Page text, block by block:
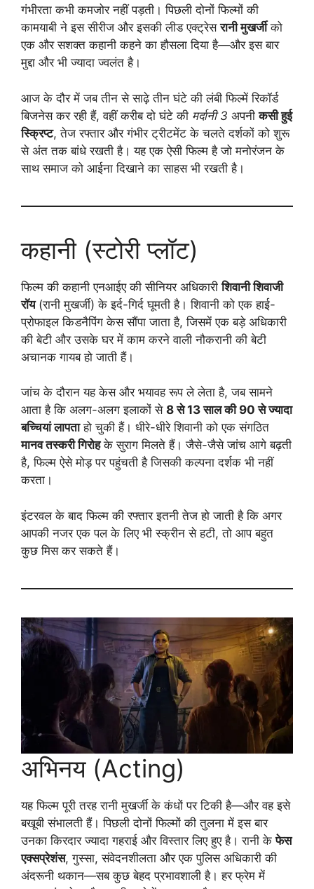
गंभीरता कभी कमजोर नहीं पड़ती। पिछली दोनों फिल्मों की
कामयाबी ने इस सीरीज और इसकी लीड एक्ट्रेसरानी मुखर्जीको
एक और सशक्त कहानी कहने का हौसला दिया है—और इस बार
मुद्दा और भी ज्यादा ज्वलंत है।
आज के दौर में जब तीन से साढ़े तीन घंटे की लंबी फिल्में रिकॉर्ड
बिजनेस कर रही हैं, वहीं करीब दो घंटे की मर्दानी 3 अपनीकसी हुई
स्क्रिप्ट, तेज रफ्तार और गंभीर ट्रीटमेंट के चलते दर्शकों को शुरू
से अंत तक बांधे रखती है। यह एक ऐसी फिल्म है जो मनोरंजन के
साथ समाज को आईना दिखाने का साहस भी रखती है।
कहानी (स्टोरी प्लॉट)
फिल्म की कहानी एनआईए की सीनियर अधिकारीशिवानी शिवाजी
रॉय(रानी मुखर्जी) के इर्द-गिर्द घूमती है। शिवानी को एक हाई-
प्रोफाइल किडनैपिंग केस सौंपा जाता है, जिसमें एक बड़े अधिकारी
की बेटी और उसके घर में काम करने वाली नौकरानी की बेटी
अचानक गायब हो जाती हैं।
जांच के दौरान यह केस और भयावह रूप ले लेता है, जब सामने
आता है कि अलग-अलग इलाकों से 8 से 13 साल की 90 से ज्यादा
बच्चियां लापताहो चुकी हैं। धीरे-धीरे शिवानी को एक संगठित
मानव तस्करी गिरोहके सुराग मिलते हैं। जैसे-जैसे जांच आगे बढ़ती
है, फिल्म ऐसे मोड़ पर पहुंचती है जिसकी कल्पना दर्शक भी नहीं
करता।
इंटरवल के बाद फिल्म की रफ्तार इतनी तेज हो जाती है कि अगर
आपकी नजर एक पल के लिए भी स्क्रीन से हटी, तो आप बहुत
कुछ मिस कर सकते हैं।
अभिनय (Acting)
यह फिल्म पूरी तरह रानी मुखर्जी के कंधों पर टिकी है—और वह इसे
बखूबी संभालती हैं। पिछली दोनों फिल्मों की तुलना में इस बार
उनका किरदार ज्यादा गहराई और विस्तार लिए हुए है। रानी केफेस
एक्सप्रेशंस, गुस्सा, संवेदनशीलता और एक पुलिस अधिकारी की
अंदरूनी थकान—सब कुछ बेहद प्रभावशाली है। हर फ्रेम में